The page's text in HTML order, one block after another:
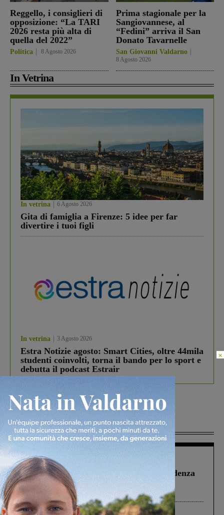
Reggello, i consiglieri di
opposizione: “La TARI
2026 resta più alta di
quella del 2022”
Politica 8 Agosto 2026
Prima stagionale per la
Sangiovannese, al
“Fedini” arriva il San
Donato Tavarnelle
San Giovanni Valdarno
8 Agosto 2026
In Vetrina
In vetrina 6 Agosto 2026
Gita di famiglia a Firenze: 5 idee per far
divertire i tuoi figli
In vetrina 3 Agosto 2026
Estra Notizie agosto: Smart Cities, oltre 44mila
studenti coinvolti, torna il bando per lo sport e
debutta il podcast Estrair
Più lette
Figline Incisa Valdarno 1 Agosto 2026
Piscina di Figline finanziata oltre la scadenza
Pnrr, il gruppo di Fratelli d’Italia: “Un
ringraziamento al Governo”
Cronaca 3 Agosto 2026
×